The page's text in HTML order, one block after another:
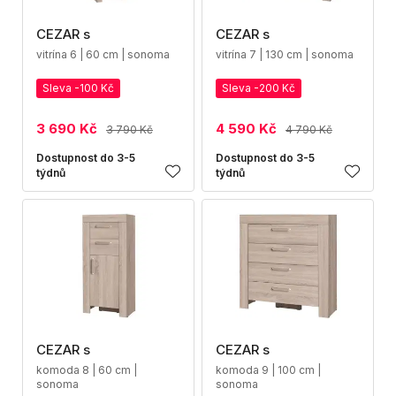
CEZAR s
vitrína 6 | 60 cm | sonoma
Sleva -100 Kč
3 690 Kč 3 790 Kč
Dostupnost do 3-5
týdnů
CEZAR s
vitrína 7 | 130 cm | sonoma
Sleva -200 Kč
4 590 Kč 4 790 Kč
Dostupnost do 3-5
týdnů
CEZAR s
komoda 8 | 60 cm |
sonoma
CEZAR s
komoda 9 | 100 cm |
sonoma